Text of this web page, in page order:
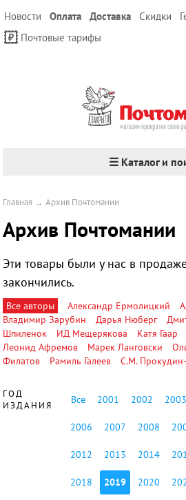
Новости Оплата Доставка Скидки
Почтовые тарифы
☰ Каталог и
Главная →Архив Почтомании
Архив Почтомании
Эти товары были у нас в
закончились.
Все авторы Александр Ермолицкий
Владимир Зарубин
Дарья Нюберг
Шпиленок
ИД Мещерякова Катя Гаар
Леонид Афремов
Марек Ланговски
Филатов
Рамиль Галеев С.М.
ГОД
ИЗДАНИЯ
Все 2001 2002 2003
2006 2007 2008
2012 2013 2014
2018 2019 2020